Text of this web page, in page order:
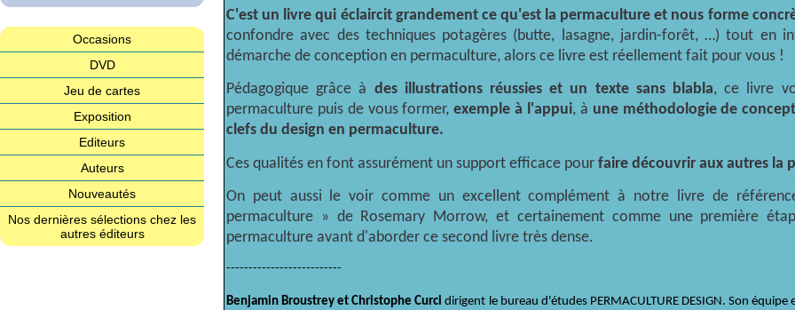
Régénération des écosystèmes
Soin des plantes
Soin du corps
Sport & santé
Transition vers l'écologie
Vannerie
Occasions
DVD
Jeu de cartes
Exposition
Editeurs
Auteurs
Nouveautés
Nos dernières sélections chez les
autres éditeurs
C'est un livre qui éclaircit grandement ce qu'est la permaculture et nous forme
confondre avec des techniques potagères (butte, lasagne, jardin-forêt, …) tout en
démarche de conception en permaculture, alors ce livre est réellement fait pour vous !
Pédagogique grâce à des illustrations réussies et un texte sans blabla, ce livre
permaculture puis de vous former,exemple à l'appui, à une méthodologie de
clefs du design en permaculture.
Ces qualités en font assurément un support efficace pour faire découvrir aux autres la
On peut aussi le voir comme un excellent complément à notre livre de
permaculture » de Rosemary Morrow, et certainement comme une première
permaculture avant d'aborder ce second livre très dense.
--------------------------
Benjamin Broustrey et Christophe Curcidirigent le bureau d'études PERMACULTURE DESIGN.Son équipe